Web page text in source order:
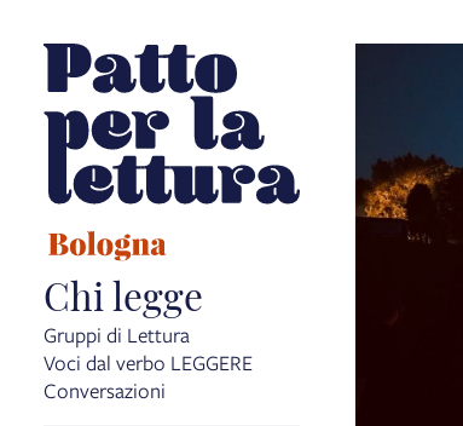
Chi legge
Gruppi di Lettura
Voci dal verbo LEGGERE
Conversazioni